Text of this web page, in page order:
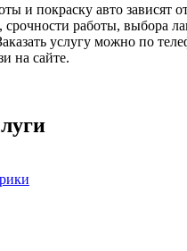
и покраску авто зависят
срочности работы, выбора
услугу можно по
на сайте.